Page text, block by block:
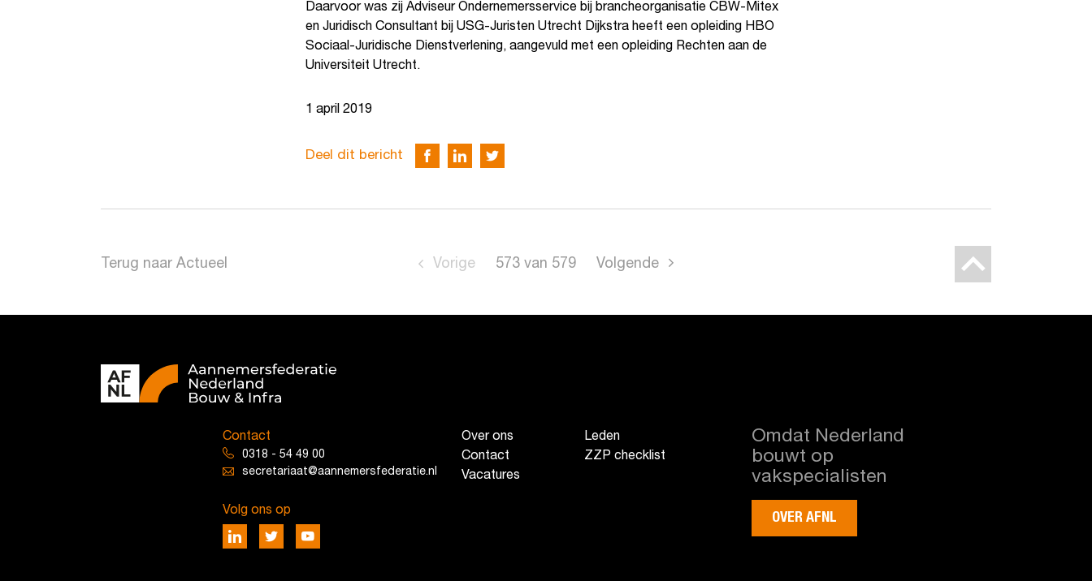
Daarvoor was zij Adviseur Ondernemersservice bij brancheorganisatie CBW-Mitex
en Juridisch Consultant bij USG-Juristen Utrecht Dijkstra heeft een opleiding HBO
Sociaal-Juridische Dienstverlening, aangevuld met een opleiding Rechten aan de
Universiteit Utrecht.
1 april 2019
Deel dit bericht
Terug naar Actueel Vorige 573van 579 Volgende
Contact
0318 - 54 49 00
secretariaat@aannemersfederatie.nl
Volg ons op
Over ons
Contact
Vacatures
Leden
ZZP checklist
Omdat Nederland
bouwt op
vakspecialisten
OVER AFNL